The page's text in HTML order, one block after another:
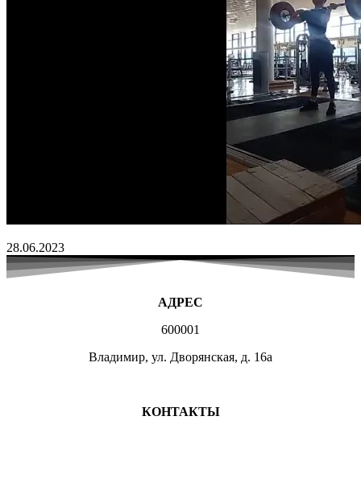
28.06.2023
АДРЕС
600001
Владимир, ул. Дворянская, д. 16а
КОНТАКТЫ